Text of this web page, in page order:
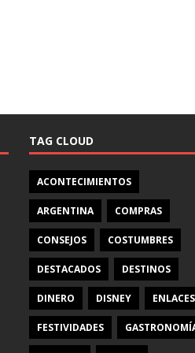
TAG CLOUD
ACONTECIMIENTOS
ARGENTINA COMPRAS
CONSEJOS COSTUMBRES
DESTACADOS DESTINOS
DINERO DISNEY ENLACES
FESTIVIDADES